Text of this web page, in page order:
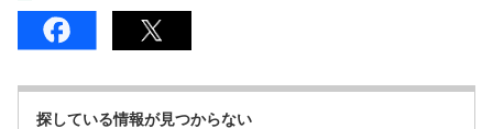
探している情報が見つからない